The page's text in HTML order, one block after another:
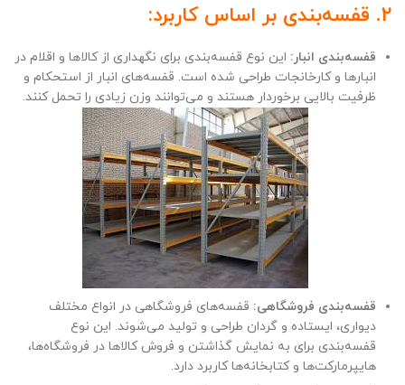
2. قفسه‌بندی بر اساس کاربرد:
قفسه‌بندی انبار: این نوع قفسه‌بندی برای نگهداری از کالاها و اقلام در
انبارها و کارخانجات طراحی شده است. قفسه‌های انبار از استحکام و
ظرفیت بالایی برخوردار هستند و می‌توانند وزن زیادی را تحمل کنند.
قفسه‌بندی فروشگاهی: قفسه‌های فروشگاهی در انواع مختلف
دیواری، ایستاده و گردان طراحی و تولید می‌شوند. این نوع
قفسه‌بندی برای به نمایش گذاشتن و فروش کالاها در فروشگاه‌ها،
هایپرمارکت‌ها و کتابخانه‌ها کاربرد دارد.